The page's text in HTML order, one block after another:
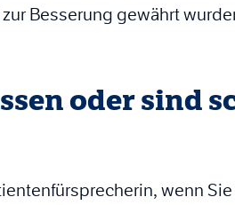
Besserung gewährt
oder sind
wenn